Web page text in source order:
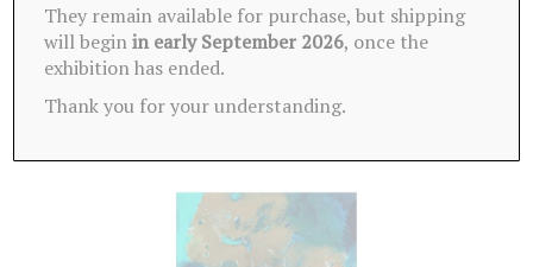
They remain available for purchase, but shipping
will beginin early September 2026, once the
exhibition has ended.
Thank you for your understanding.